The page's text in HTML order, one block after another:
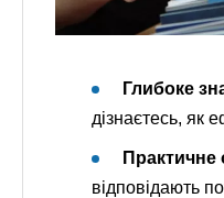
Глибоке
дізнаєтесь, як
Практичне
відповідають